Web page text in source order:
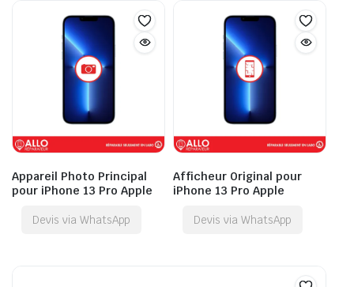
Appareil Photo Principal
pour iPhone 13 Pro Apple
Devis via WhatsApp
Afficheur Original pour
iPhone 13 Pro Apple
Devis via WhatsApp